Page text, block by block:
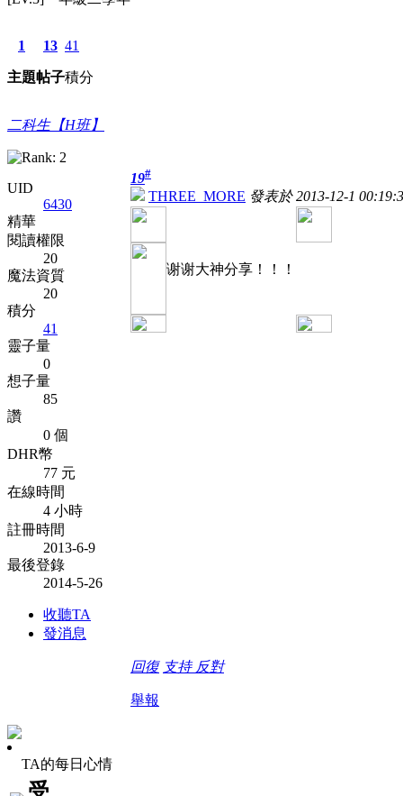
1
主題
13
帖子
41
積分
二科生【H班】
UID
6430
精華
閱讀權限
20
魔法資質
20
積分
41
靈子量
0
想子量
85
讚
0 個
DHR幣
77 元
在線時間
4 小時
註冊時間
2013-6-9
最後登錄
2014-5-26
收聽TA
發消息
19#
THREE_MORE 發表於 2013-12-1
谢谢大神分享！！！
回復 支持 反對
舉報
TA的每日心情